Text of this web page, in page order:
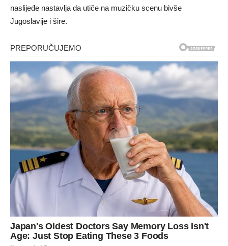
naslijeđe nastavlja da utiče na muzičku scenu bivše
Jugoslavije i šire.